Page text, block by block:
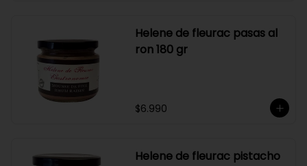
Helene de fleurac pasas al
ron 180 gr
$6.990
Helene de fleurac pistacho